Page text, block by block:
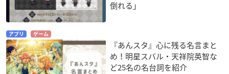
倒れる」
アプリ ゲーム
『あんスタ』心に残る名言まと
め！明星スバル・天祥院英智な
ど25名の名台詞を紹介